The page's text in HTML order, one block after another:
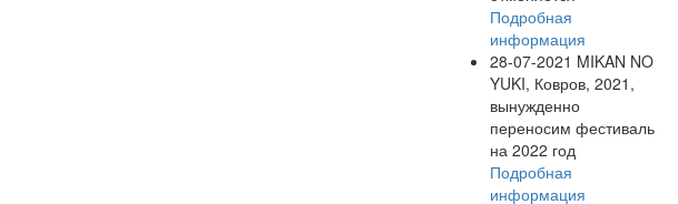
Подробная
информация
28-07-2021 MIKAN NO
YUKI, Ковров, 2021,
вынужденно
переносим фестиваль
на 2022 год
Подробная
информация